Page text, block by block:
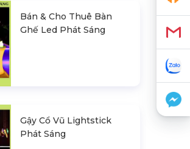
Bán & Cho Thuê Bàn
Ghế Led Phát Sáng
Gậy Cổ Vũ Lightstick
Phát Sáng